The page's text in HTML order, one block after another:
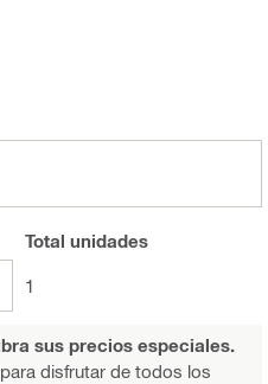
Total unidades
1
sus precios especiales.
disfrutar de todos los